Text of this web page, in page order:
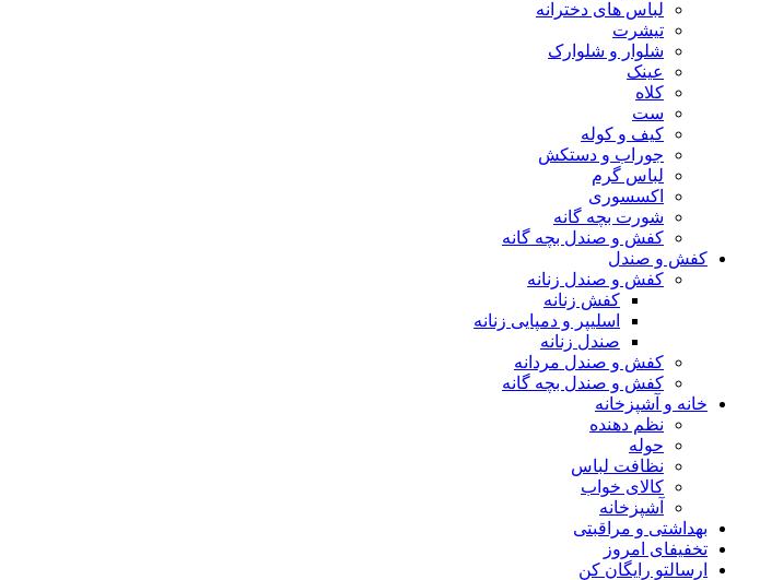
لباس های دخترانه
تیشرت
شلوار و شلوارک
عینک
کلاه
ست
کیف و کوله
جوراب و دستکش
لباس گرم
اکسسوری
شورت بچه گانه
کفش و صندل بچه گانه
کفش و صندل
کفش و صندل زنانه
کفش زنانه
اسلیپر و دمپایی زنانه
صندل زنانه
کفش و صندل مردانه
کفش و صندل بچه گانه
خانه و آشپزخانه
نظم دهنده
حوله
نظافت لباس
کالای خواب
آشپزخانه
بهداشتی و مراقبتی
تخفیفای امروز
ارسالتو رایگان کن